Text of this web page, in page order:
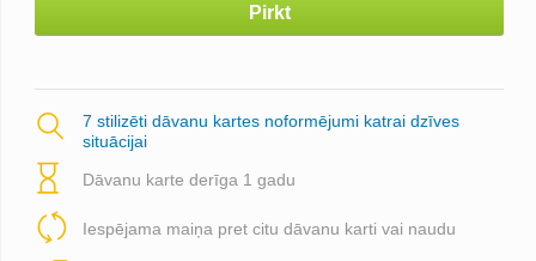
Pirkt
7 stilizēti dāvanu kartes noformējumi katrai dzīves
situācijai
Dāvanu karte derīga 1 gadu
Iespējama maiņa pret citu dāvanu karti vai naudu